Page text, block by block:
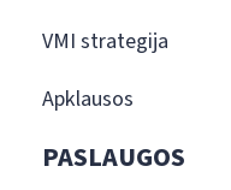
VMI strategija
Apklausos
PASLAUGOS